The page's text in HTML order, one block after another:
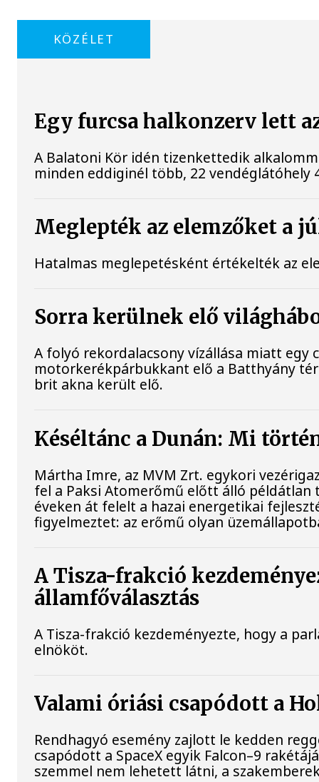
KÖZÉLET
Egy furcsa halkonzerv lett
A Balatoni Kör idén tizenkettedik
minden eddiginél több, 22
Meglepték az elemzőket a
Hatalmas meglepetésként értékelték az
Sorra kerülnek elő
A folyó rekordalacsony vízállása miatt egy
motorkerékpárbukkant elő a Batthyány
brit akna került elő.
Késéltánc a Dunán: Mi
Mártha Imre, az MVM Zrt. egykori
fel a Paksi Atomerőmű előtt álló példátlan
éveken át felelt a hazai energetikai
figyelmeztet: az erőmű olyan
A Tisza-frakció
államfőválasztás
A Tisza-frakció kezdeményezte, hogy a
elnököt.
Valami óriási csapódott a
Rendhagyó esemény zajlott le kedden
csapódott a SpaceX egyik Falcon–9
szemmel nem lehetett látni, a